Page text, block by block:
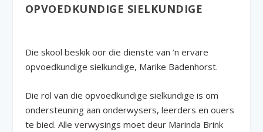
OPVOEDKUNDIGE SIELKUNDIGE
Die skool beskik oor die dienste van ’n ervare
opvoedkundige sielkundige, Marike Badenhorst.
Die rol van die opvoedkundige sielkundige is om
ondersteuning aan onderwysers, leerders en ouers
te bied. Alle verwysings moet deur Marinda Brink